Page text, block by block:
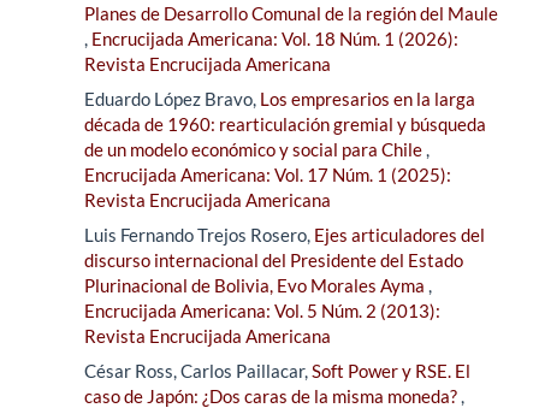
Planes de Desarrollo Comunal de la región del Maule
, Encrucijada Americana: Vol. 18 Núm. 1 (2026):
Revista Encrucijada Americana
Eduardo López Bravo, Los empresarios en la larga
década de 1960: rearticulación gremial y búsqueda
de un modelo económico y social para Chile,
Encrucijada Americana: Vol. 17 Núm. 1 (2025):
Revista Encrucijada Americana
Luis Fernando Trejos Rosero, Ejes articuladores del
discurso internacional del Presidente del Estado
Plurinacional de Bolivia, Evo Morales Ayma ,
Encrucijada Americana: Vol. 5 Núm. 2 (2013):
Revista Encrucijada Americana
César Ross, Carlos Paillacar,Soft Power y RSE. El
caso de Japón: ¿Dos caras de la misma moneda?,